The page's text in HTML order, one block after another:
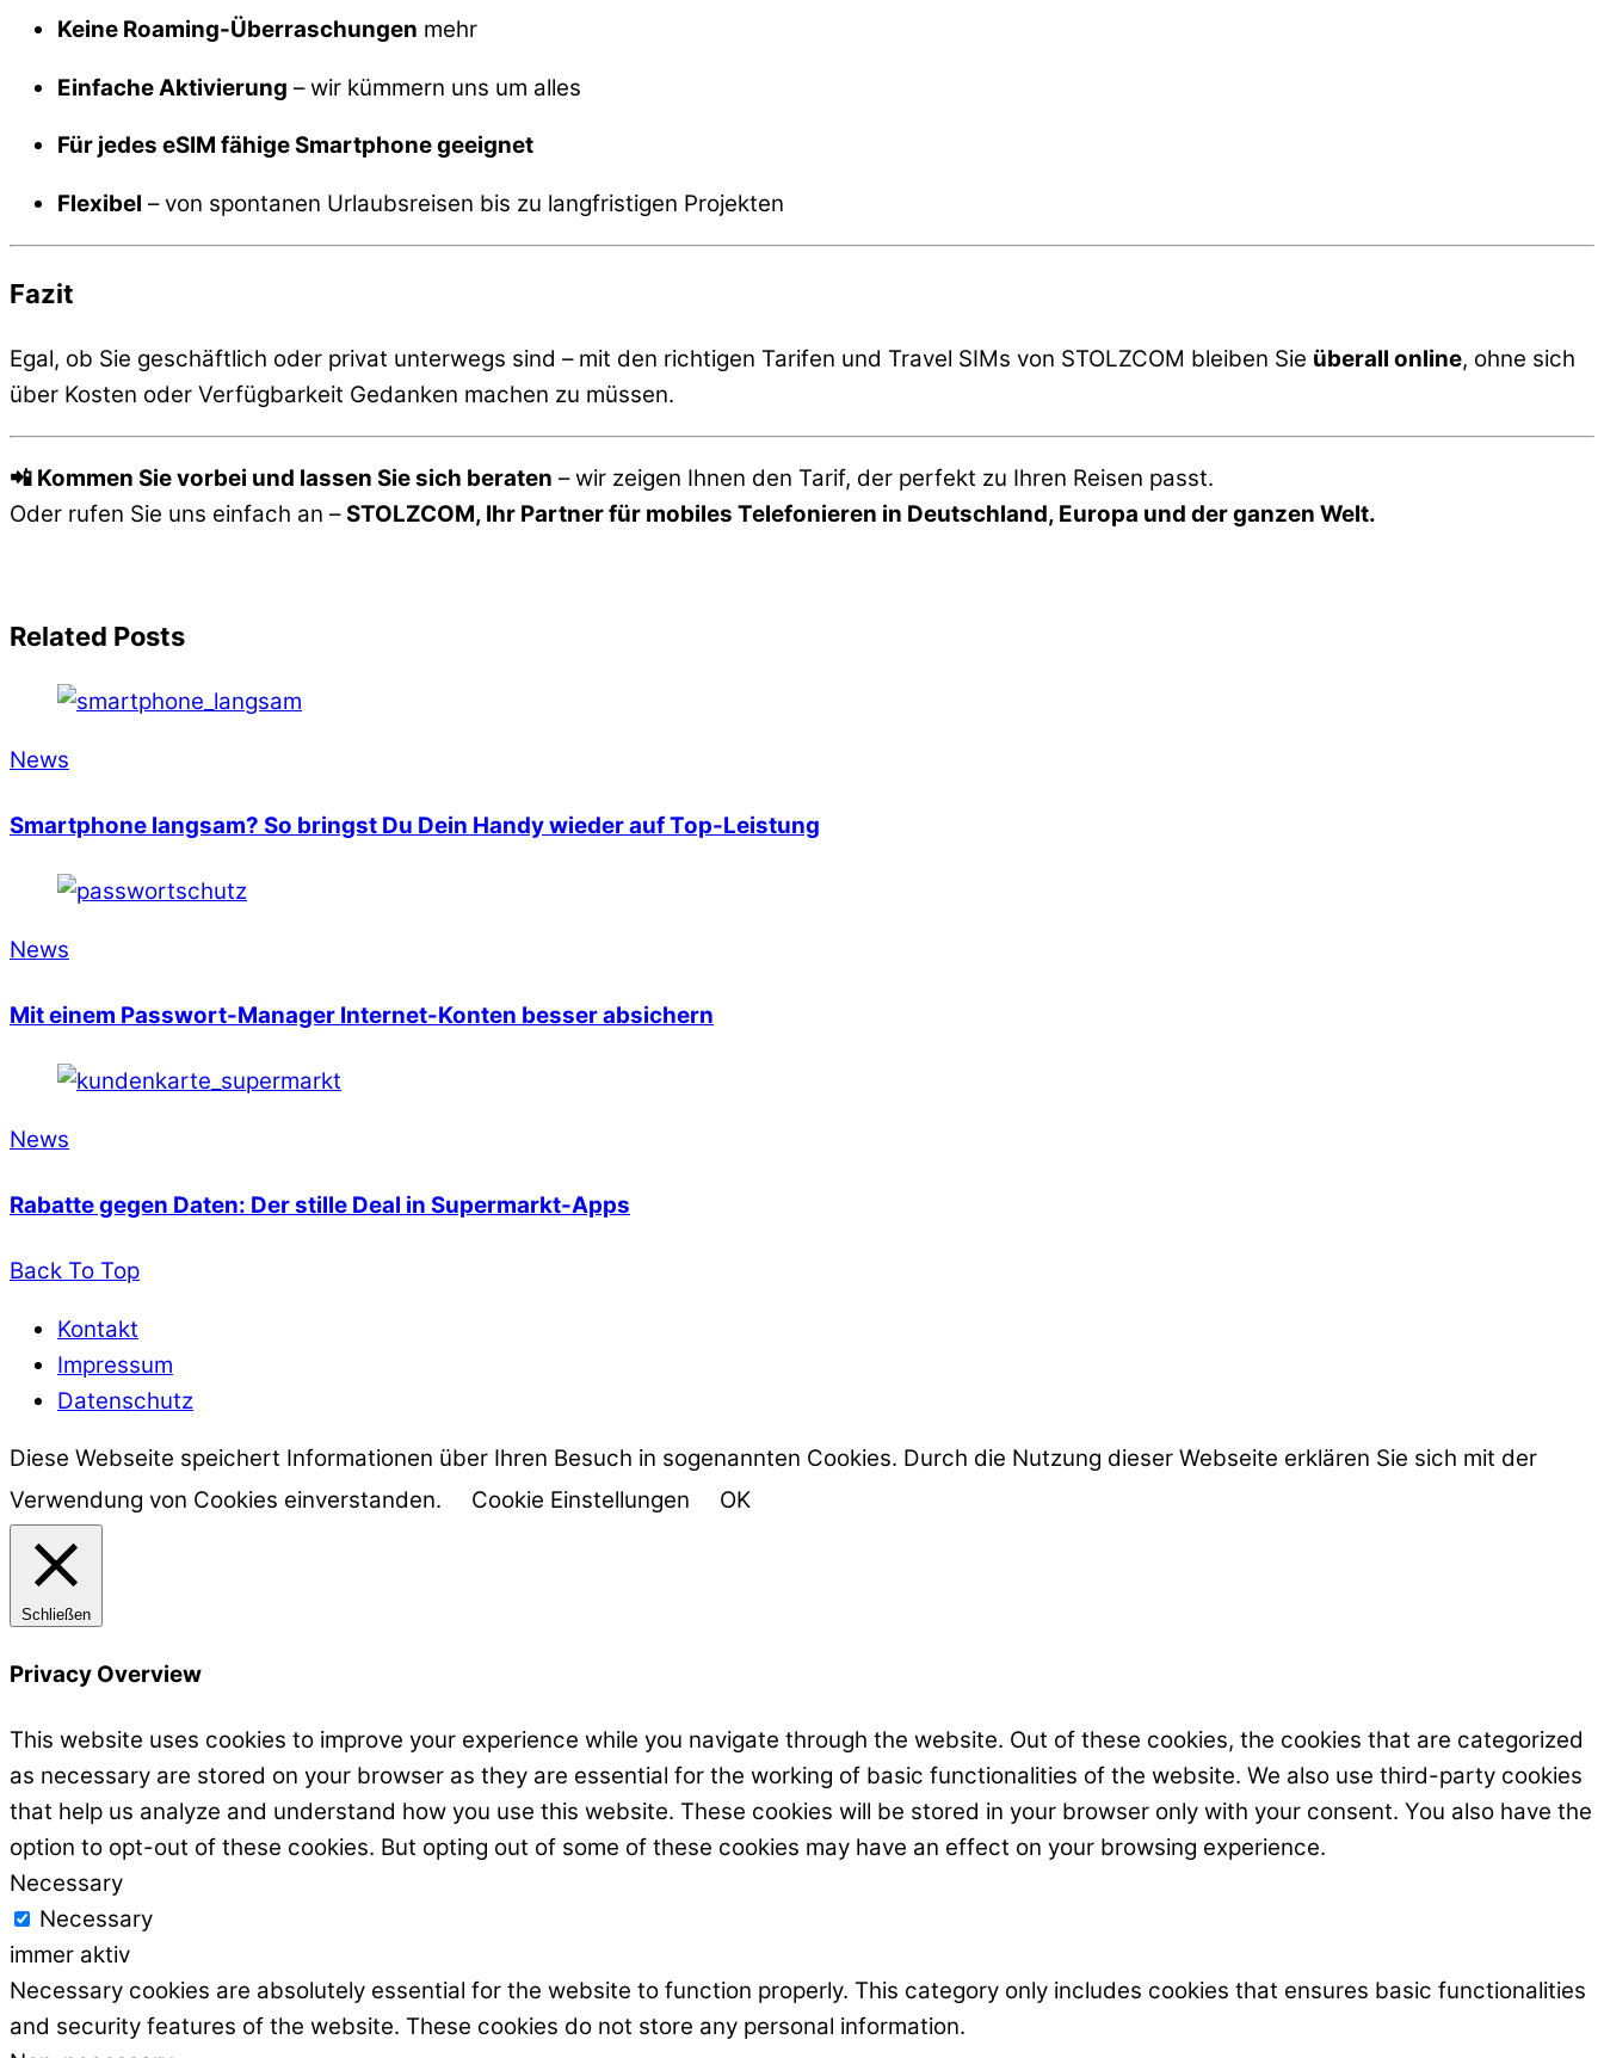
Keine Roaming-Überraschungen mehr
Einfache Aktivierung – wir kümmern uns um alles
Für jedes eSIM fähige Smartphone geeignet
Flexibel – von spontanen Urlaubsreisen bis zu langfristigen Projekten
Fazit
Egal, ob Sie geschäftlich oder privat unterwegs sind – mit den richtigen Tarifen und Travel SIMs von STOLZCOM bleiben Sie überall online, ohne sich
über Kosten oder Verfügbarkeit Gedanken machen zu müssen.
📲 Kommen Sie vorbei und lassen Sie sich beraten – wir zeigen Ihnen den Tarif, der perfekt zu Ihren Reisen passt.
Oder rufen Sie uns einfach an –STOLZCOM, Ihr Partner für mobiles Telefonieren in Deutschland, Europa und der ganzen Welt.
Related Posts
News
Smartphone langsam? So bringst Du Dein Handy wieder auf Top-Leistung
News
Mit einem Passwort-Manager Internet-Konten besser absichern
News
Rabatte gegen Daten: Der stille Deal in Supermarkt-Apps
Back To Top
Kontakt
Impressum
Datenschutz
Diese Webseite speichert Informationen über Ihren Besuch in sogenannten Cookies. Durch die Nutzung dieser Webseite erklären Sie sich mit der
Verwendung von Cookies einverstanden.
Cookie Einstellungen OK
Schließen
Privacy Overview
This website uses cookies to improve your experience while you navigate through the website. Out of these cookies, the cookies that are categorized
as necessary are stored on your browser as they are essential for the working of basic functionalities of the website. We also use third-party cookies
that help us analyze and understand how you use this website. These cookies will be stored in your browser only with your consent. You also have the
option to opt-out of these cookies. But opting out of some of these cookies may have an effect on your browsing experience.
Necessary
Necessary
immer aktiv
Necessary cookies are absolutely essential for the website to function properly. This category only includes cookies that ensures basic functionalities
and security features of the website. These cookies do not store any personal information.